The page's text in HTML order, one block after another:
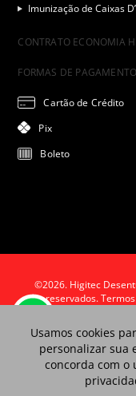
Imunização de Caixas
CONTRATO ECONOMIA
FORMAS DE PAGAMENTO
Cartão de Crédito
Pix
Boleto
©2026. Higitec
reservados.
Olá,
Usamos cookies
personalizar sua
concorda com o